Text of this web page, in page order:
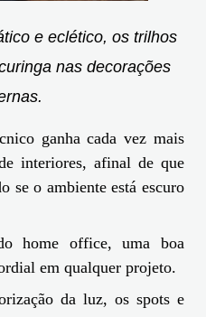
e eclético, os trilhos
nas decorações
ganha cada vez mais
interiores, afinal de que
se o ambiente está escuro
home office, uma boa
em qualquer projeto.
da luz, os spots e